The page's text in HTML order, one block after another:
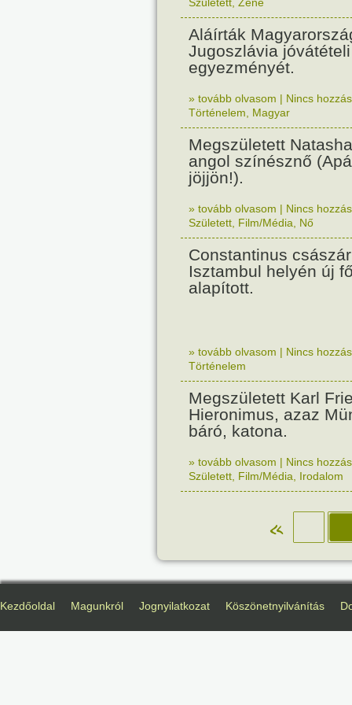
Aláírták
Jugoszlávia jóvátételi
egyezményét.
» tovább olvasom | Nincs
Történelem
Magyar
Megszületett
angol színésznő
jöjjön!).
» tovább olvasom | Nincs
Született Film/Média Nő
Constantinus
Isztambul helyén új
alapított.
» tovább olvasom | Nincs
Történelem
Megszületett Karl
Hieronimus, azaz
báró, katona.
» tovább olvasom | Nincs
Született Film/Média Irodalom
«
Kezdőoldal Magunkról Jognyilatkozat Köszönetnyilvánítás